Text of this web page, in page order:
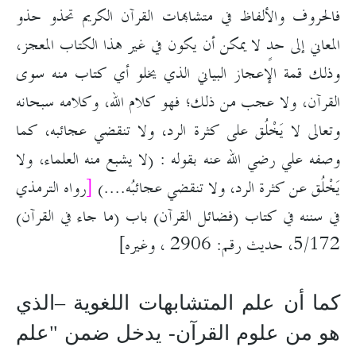
فالحروف والألفاظ في متشابهات القرآن الكريم تحذو حذو
المعاني إلى حدٍ لا يمكن أن يكون في غير هذا الكتاب المعجز،
وذلك قمة الإعجاز البياني الذي يخلو أي كتاب منه سوى
القرآن، ولا عجب من ذلك؛ فهو كلام الله، وكلامه سبحانه
وتعالى لا يَخْلُق على كثرة الرد، ولا تنقضي عجائبه، كما
وصفه علي رضي الله عنه بقوله : (لا يشبع منه العلماء، ولا
يَخْلُق عن كثرة الرد، ولا تنقضي عجائبُه....) [رواه الترمذي
في سننه في كتاب (فضائل القرآن) باب (ما جاء في القرآن)
5/172، حديث رقم: 2906 ، وغيره]
كما أن علم المتشابهات اللغوية –الذي
هو من علوم القرآن- يدخل ضمن "علم